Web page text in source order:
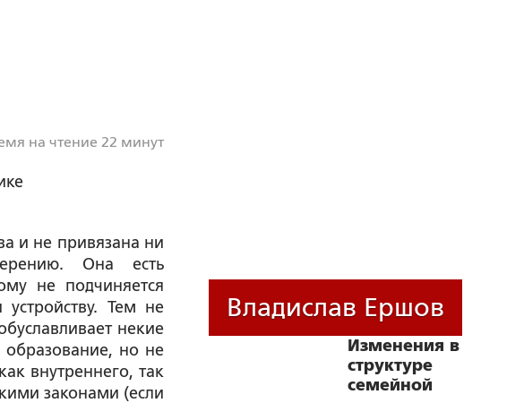
на чтение 22 минут
и не привязана ни
Она есть
не подчиняется
Тем не
некие
но не
внутреннего, так
законами (если
Владислав Ершов
Изменения в
структуре
семейной